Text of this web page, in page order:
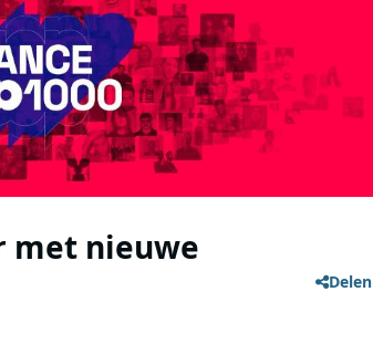
met nieuwe
Delen